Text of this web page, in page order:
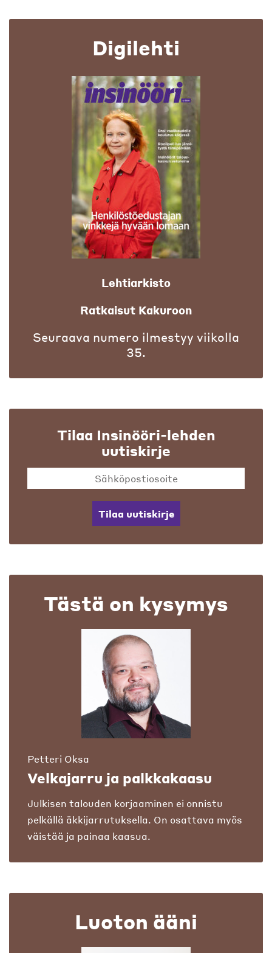
Digilehti
Lehtiarkisto
Ratkaisut Kakuroon
Seuraava numero ilmestyy viikolla
35.
Tilaa Insinööri-lehden
uutiskirje
Tilaa uutiskirje
Tästä on kysymys
Petteri Oksa
Velkajarru ja palkkakaasu
Julkisen talouden korjaaminen ei onnistu
pelkällä äkkijarrutuksella. On osattava myös
väistää ja painaa kaasua.
Luoton ääni